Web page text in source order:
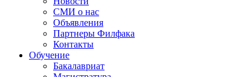
СМИ о нас
Объявления
Партнеры Филфака
Контакты
Обучение
Бакалавриат